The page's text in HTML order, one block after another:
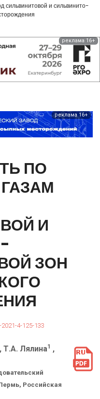
сильвинитовой и сильвинито-
реклама 16+
реклама 16+
ПО
ГАЗАМ
И
ЗОН
4-125-133
, Т.А. Лялина1 ,
Российская